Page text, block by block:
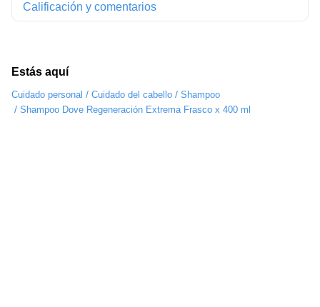
Estás aquí
Cuidado personal / Cuidado del cabello / Shampoo
/ Shampoo Dove Regeneración Extrema Frasco x 400 ml
Calificación y comentarios